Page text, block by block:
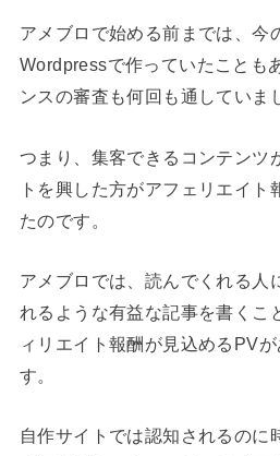
アメブロで始める前までは、今
Wordpressで作っていたことも
ンスの審査も何回も通していま
つまり、集客できるコンテンツ
トを興した方がアフェリエイト
たのです。
アメブロでは、読んでくれる人
れるような有益な記事を書くこ
ィリエイト報酬が見込めるPVが
す。
自作サイトでは認知されるのに